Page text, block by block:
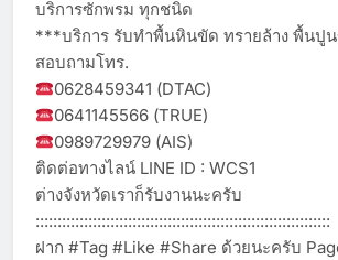
บริการซักพรม ทุกชนิด
***บริการ รับทำพื้นหินขัด ทรายล้าง พื้นปู
สอบถามโทร.
0628459341 (DTAC)
0641145566 (TRUE)
0989729979 (AIS)
ติดต่อทางไลน์ LINE ID : WCS1
ต่างจังหวัดเราก็รับงานนะครับ
:::::::::::::::::::::::::::::::::::::::::::::::::::::::::::::::::::
ฝาก #Tag #Like #Share ด้วยนะครับ